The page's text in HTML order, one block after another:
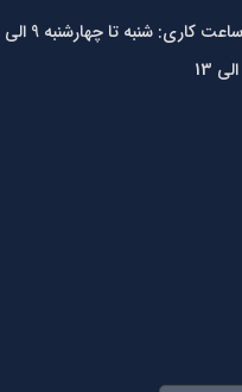
پست الکترونیک: Info @ Ertebat.Co ساعت کاری: شنبه تا چهارشنبه 9 الی